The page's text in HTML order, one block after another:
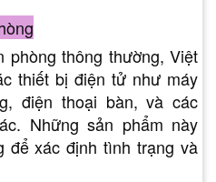
phòng thông thường, Việt
thiết bị điện tử như máy
điện thoại bàn, và các
Những sản phẩm này
để xác định tình trạng và